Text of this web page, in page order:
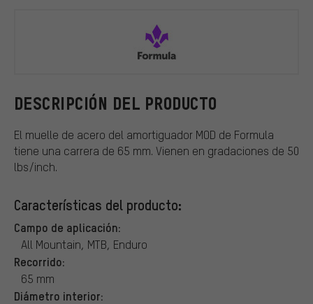
DESCRIPCIÓN DEL PRODUCTO
El muelle de acero del amortiguador MOD de Formula
tiene una carrera de 65 mm. Vienen en gradaciones de 50
lbs/inch.
Características del producto:
Campo de aplicación:
All Mountain, MTB, Enduro
Recorrido:
65 mm
Diámetro interior: